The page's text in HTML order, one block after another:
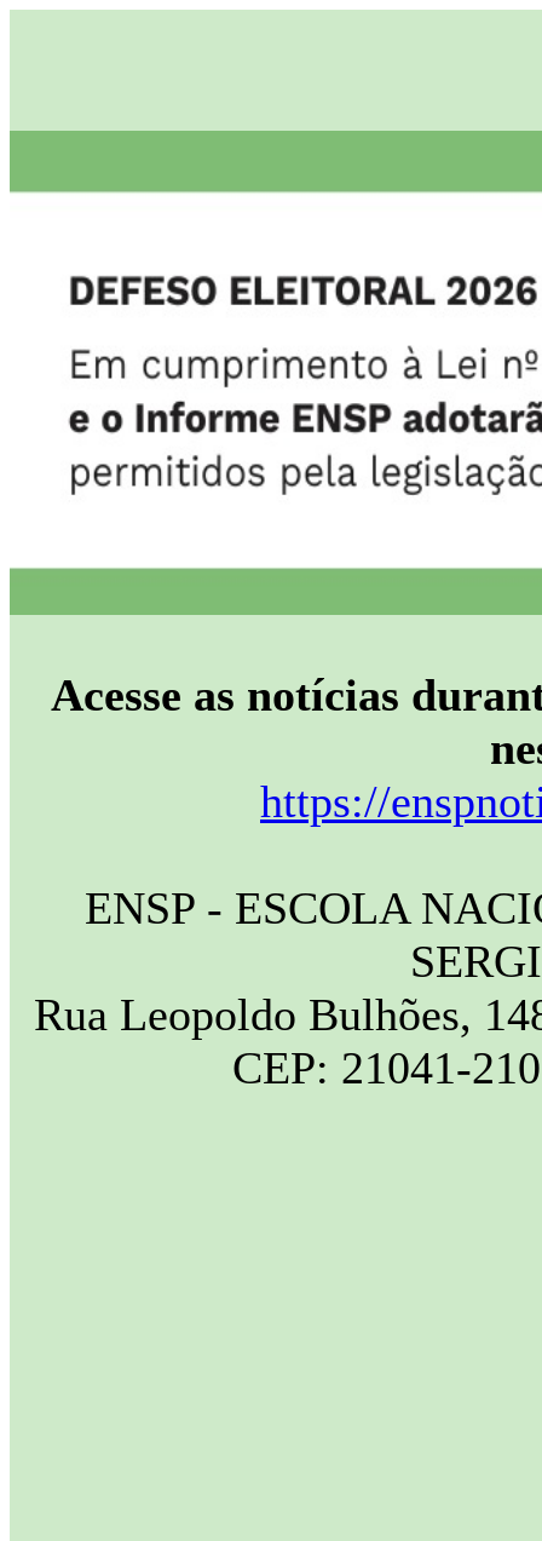
Acesse as notícias
https://
ENSP - ESCOLA
Rua Leopoldo Bulhões,
CEP: 21041-